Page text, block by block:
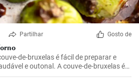
Partilhar Gosto de
de-bruxelas é fácil de preparar e
e outonal. A couve-de-bruxelas é
e pimenta e assada no forno até ficar